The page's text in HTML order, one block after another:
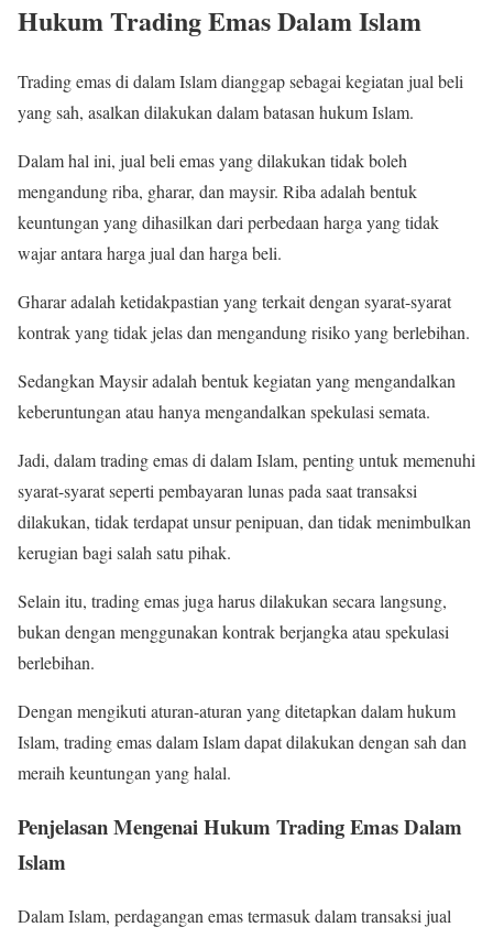
Hukum Trading Emas Dalam Islam
Trading emas di dalam Islam dianggap sebagai kegiatan jual beli
yang sah, asalkan dilakukan dalam batasan hukum Islam.
Dalam hal ini, jual beli emas yang dilakukan tidak boleh
mengandung riba, gharar, dan maysir. Riba adalah bentuk
keuntungan yang dihasilkan dari perbedaan harga yang tidak
wajar antara harga jual dan harga beli.
Gharar adalah ketidakpastian yang terkait dengan syarat-syarat
kontrak yang tidak jelas dan mengandung risiko yang berlebihan.
Sedangkan Maysir adalah bentuk kegiatan yang mengandalkan
keberuntungan atau hanya mengandalkan spekulasi semata.
Jadi, dalam trading emas di dalam Islam, penting untuk memenuhi
syarat-syarat seperti pembayaran lunas pada saat transaksi
dilakukan, tidak terdapat unsur penipuan, dan tidak menimbulkan
kerugian bagi salah satu pihak.
Selain itu, trading emas juga harus dilakukan secara langsung,
bukan dengan menggunakan kontrak berjangka atau spekulasi
berlebihan.
Dengan mengikuti aturan-aturan yang ditetapkan dalam hukum
Islam, trading emas dalam Islam dapat dilakukan dengan sah dan
meraih keuntungan yang halal.
Penjelasan Mengenai Hukum Trading Emas Dalam
Islam
Dalam Islam, perdagangan emas termasuk dalam transaksi jual